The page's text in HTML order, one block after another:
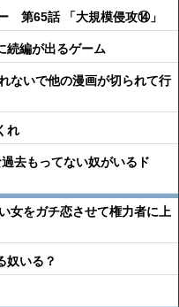
第65話 「大規模侵攻⑭」
続編が出るゲーム
ないで他の漫画が切られて行
れ
去もってない奴がいるド
女をガチ恋させて権力者に上
奴いる？